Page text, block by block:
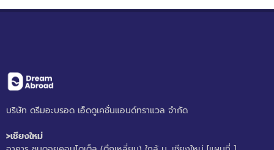
บริษัท ดรีมอะบรอด เอ็ดดูเคชั่นแอนด์ทราแวล จำกัด
>เชียงใหม่